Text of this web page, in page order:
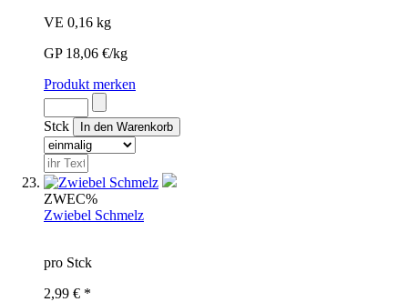
VE 0,16 kg
GP 18,06 €/kg
Produkt merken
Stck
ZWEC%
Zwiebel Schmelz
pro Stck
2,99 € *